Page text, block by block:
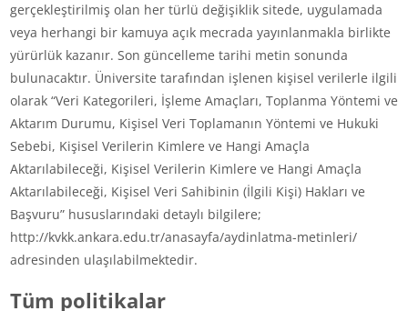
gerçekleştirilmiş olan her türlü değişiklik sitede, uygulamada
veya herhangi bir kamuya açık mecrada yayınlanmakla birlikte
yürürlük kazanır. Son güncelleme tarihi metin sonunda
bulunacaktır. Üniversite tarafından işlenen kişisel verilerle ilgili
olarak “Veri Kategorileri, İşleme Amaçları, Toplanma Yöntemi ve
Aktarım Durumu, Kişisel Veri Toplamanın Yöntemi ve Hukuki
Sebebi, Kişisel Verilerin Kimlere ve Hangi Amaçla
Aktarılabileceği, Kişisel Verilerin Kimlere ve Hangi Amaçla
Aktarılabileceği, Kişisel Veri Sahibinin (İlgili Kişi) Hakları ve
Başvuru” hususlarındaki detaylı bilgilere;
http://kvkk.ankara.edu.tr/anasayfa/aydinlatma-metinleri/
adresinden ulaşılabilmektedir.
Tüm politikalar